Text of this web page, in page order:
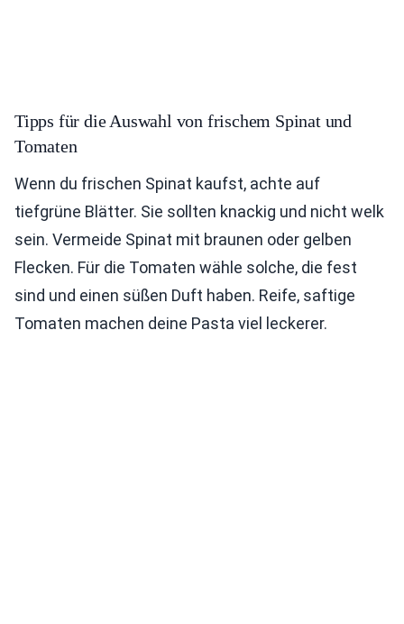
Tipps für die Auswahl von frischem Spinat und
Tomaten
Wenn du frischen Spinat kaufst, achte auf
tiefgrüne Blätter. Sie sollten knackig und nicht welk
sein. Vermeide Spinat mit braunen oder gelben
Flecken. Für die Tomaten wähle solche, die fest
sind und einen süßen Duft haben. Reife, saftige
Tomaten machen deine Pasta viel leckerer.